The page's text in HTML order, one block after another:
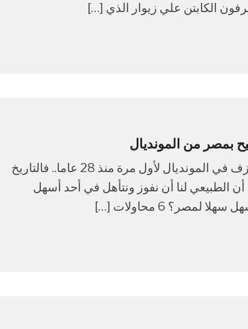
ما زلت لا أصدق أن السلام الوطني المصري سيعزف في المونديال لأول مرة منذ 28 عاما.. فالتاريخ
الطبيعي لنا أن نفوز ونتأهل في أحد أسهل
6 محاولات […]